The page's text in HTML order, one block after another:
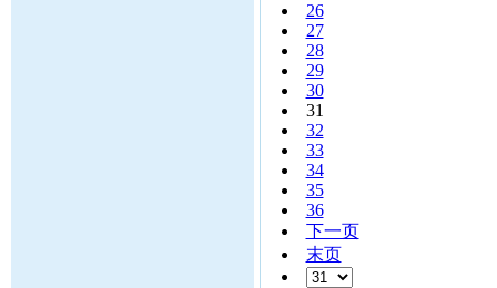
26
27
28
29
30
31
32
33
34
35
36
下一页
末页